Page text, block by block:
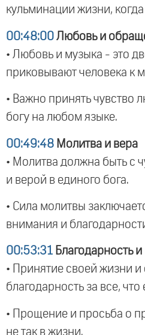
кульминации жизни,
00:48:00 Любовь и
• Любовь и музыка - это
приковывают человека к
• Важно принять чувство
богу на любом языке.
00:49:48 Молитва и вера
• Молитва должна быть с
и верой в единого бога.
• Сила молитвы
внимания и
00:53:31 Благодарность
• Принятие своей жизни и
благодарность за все, что
• Прощение и просьба о
не так в жизни.